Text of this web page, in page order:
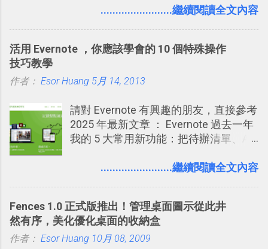
短期記憶變成長期記憶。 舉例來說我今
強；然後下次快要忘記可能變成相隔一
化，讓記憶延長到可能半個月；那時候
來一個月的記憶長度！就這樣反覆慢慢
拉長時間練習，就能讓一個東西成為腦
海中更深刻的記憶。 問題是，當我們一
要準備數百個考試問題時，自己手動進
練習的記憶卡片，自動規劃要延期複習
的卡片，每天自動產生記憶練習題，這
樣的軟體中最受好評的，或許就是今天
........................繼續閱讀全文內容
活用 Evernote ，你應該學會的 10 個特殊操作
技巧教學
作者： Esor Huang 5月 14, 2013
請對 Evernote 有興趣的朋友，直接參考
2025 年最新文章 ： Evernote 過去一年
我的 5 大常用新功能：把待辦清單、AI
介紹文章： 把不同筆記中的待辦清單統
大綱收合、目錄連結、錨點連結，整理
超長筆記應用案例分享 新功能教學： 會
議記錄不麻煩！我常用兩個 Evernote AI
........................繼續閱讀全文內容
Fences 1.0 正式版推出！管理桌面圖示從此井
然有序，美化優化桌面的收納盒
作者： Esor Huang 10月 08, 2009